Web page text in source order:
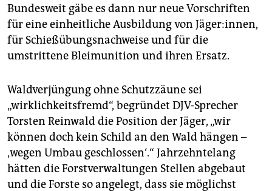
Bundesweit gäbe es dann nur neue Vorschriften
für eine einheitliche Ausbildung von Jäger:innen,
für Schießübungsnachweise und für die
umstrittene Bleimunition und ihren Ersatz.
Waldverjüngung ohne Schutzzäune sei
„wirklichkeitsfremd“, begründet DJV-Sprecher
Torsten Reinwald die Position der Jäger, „wir
können doch kein Schild an den Wald hängen –
‚wegen Umbau geschlossen‘.“ Jahrzehntelang
hätten die Forstverwaltungen Stellen abgebaut
und die Forste so angelegt, dass sie möglichst